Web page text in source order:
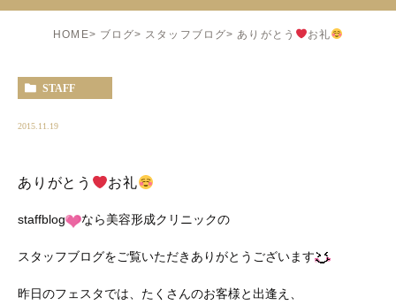
HOME ブログ スタッフブログ ありがとう お礼
STAFF
2015.11.19
ありがとう お礼
staffblog なら美容形成クリニックの
スタッフブログをご覧いただきありがとうございます
昨日のフェスタでは、たくさんのお客様と出逢え、